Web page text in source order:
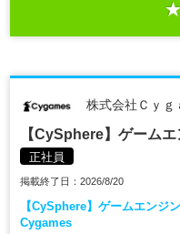
株式会社Ｃｙｇ
【CySphere】ゲーム
正社員
掲載終了日：2026/8/20
【CySphere】ゲームエンジ
Cygames